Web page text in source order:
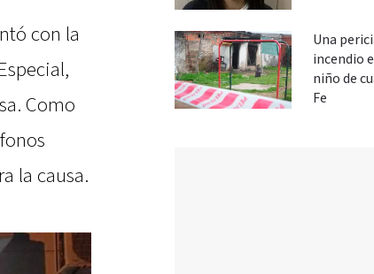
con la
Como
la causa.
Una
incendio
niño de
Fe